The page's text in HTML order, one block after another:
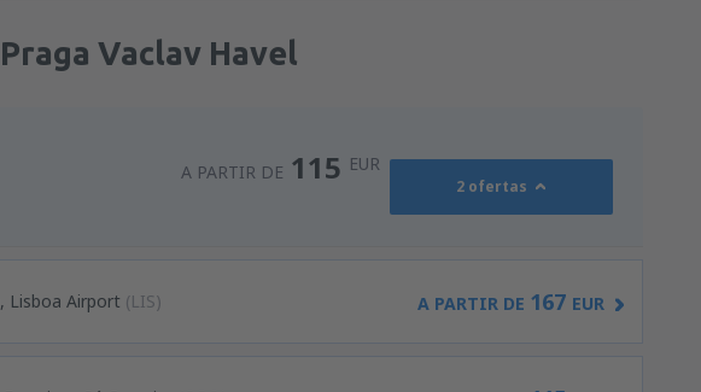
Vaclav Havel
A PARTIR DE 115 EUR
2 ofertas
Lisboa Airport (LIS) A PARTIR DE 167 EUR